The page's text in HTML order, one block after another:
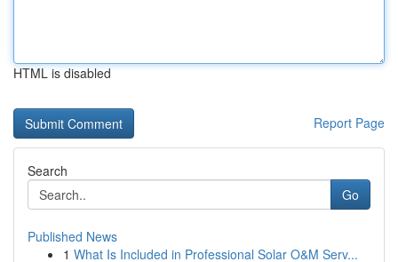
HTML is disabled
Report Page
Search
Go
Published News
1 What Is Included in Professional Solar O&M Serv...